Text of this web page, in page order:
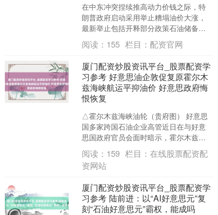
在中东冲突捏续推高动力价钱之际，特
朗普政府启动采用举止糟塌油价大涨，
最新举止包括开释部分政策石油储备
（SPR），以及临时豁免部分受制裁的
伊朗石油。 据央视新闻，....
阅读： 155 栏目： 配资官网
厦门配资炒股资讯平台_股票配资学
习参考 好意思油企敦促复原霍尔木
兹海峡航运平抑油价 好意思政府悔
恨恢复
△霍尔木兹海峡油轮（贵府图） 好意思
国多家跨国石油企业高管近日在与好意
思国政府官员会面时暗示，霍尔木兹海
峡航运执续受阻，可能导致外洋油价进
一步走高，给各人动力市....
阅读： 159 栏目：在线股票配资配
资网站
厦门配资炒股资讯平台_股票配资学
习参考 陆前进：以“AI好意思元”复
刻“石油好意思元”霸权，能成吗